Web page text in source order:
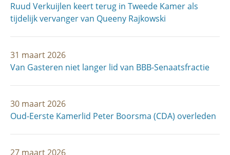
Ruud Verkuijlen keert terug in Tweede Kamer als
tijdelijk vervanger van Queeny Rajkowski
31 maart 2026
Van Gasteren niet langer lid van BBB-Senaatsfractie
30 maart 2026
Oud-Eerste Kamerlid Peter Boorsma (CDA) overleden
27 maart 2026